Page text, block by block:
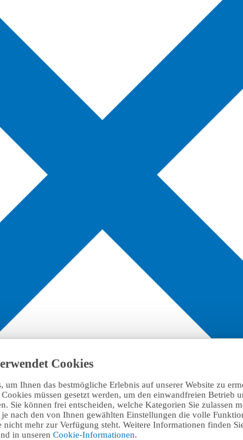
Cookies
um Ihnen das bestmögliche Erlebnis auf unserer Website zu
müssen gesetzt werden, um den einwandfreien Betrieb
Sie können frei entscheiden, welche Kategorien Sie zulassen
je nach den von Ihnen gewählten Einstellungen die volle
nicht mehr zur Verfügung steht. Weitere Informationen finden
in unseren Cookie-Informationen.